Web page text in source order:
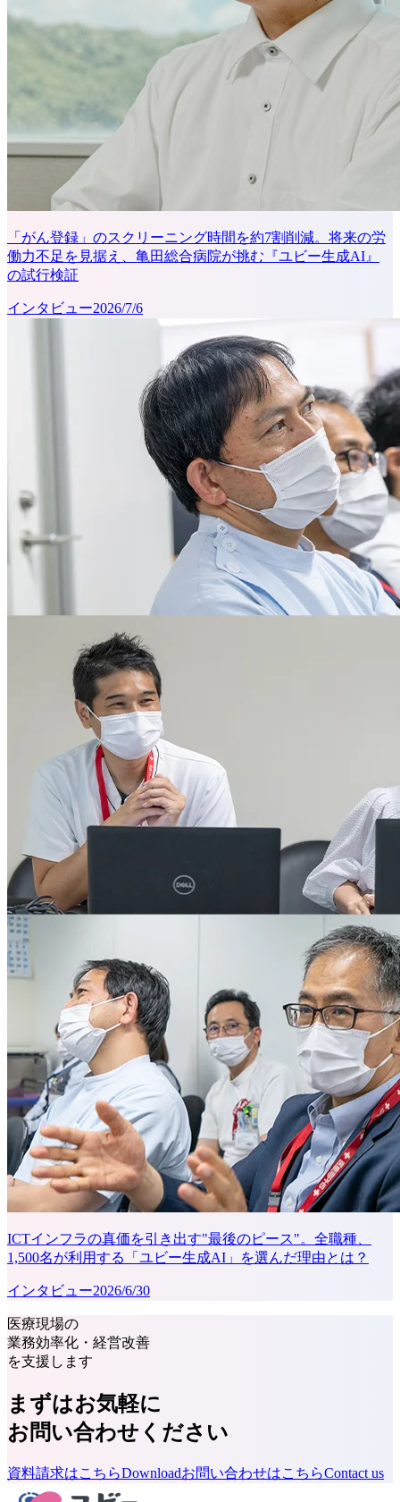
「がん登録」のスクリーニング時間を約7割削減。将来の労
働力不足を見据え、亀田総合病院が挑む『ユビー生成AI』
の試行検証
インタビュー2026/7/6
ICTインフラの真価を引き出す"最後のピース"。全職種、
1,500名が利用する「ユビー生成AI」を選んだ理由とは？
インタビュー2026/6/30
医療現場の
業務効率化・経営改善
を支援します
まずはお気軽に
お問い合わせください
資料請求はこちらDownloadお問い合わせはこちらContact us